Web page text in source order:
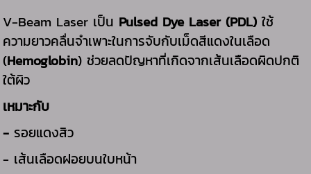
V-Beam Laser เป็น Pulsed Dye Laser (PDL) ใช้
ความยาวคลื่นจำเพาะในการจับกับเม็ดสีแดงในเลือด
(Hemoglobin) ช่วยลดปัญหาที่เกิดจากเส้นเลือดผิดปกติ
ใต้ผิว
เหมาะกับ
- รอยแดงสิว
- เส้นเลือดฝอยบนใบหน้า